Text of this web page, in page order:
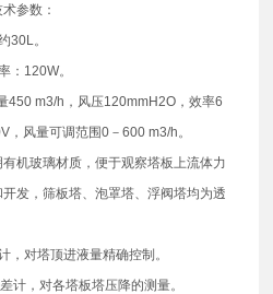
参数：
30L。
：120W。
450 m3/h，风压120mmH2O，效率6
，风量可调范围0－600 m3/h。
机玻璃材质，便于观察塔板上流体力
发，筛板塔、泡罩塔、浮阀塔均为透
，对塔顶进液量精确控制。
计，对各塔板塔压降的测量。